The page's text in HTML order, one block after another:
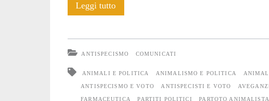
Leggi tuttoIl
ANTISPECISMO COMUNICATI
ANIMALI E POLITICA ANIMALISMO E POLITICA
ANTISPECISMO E VOTO ANTISPECISTI E VOTO
FARMACEUTICA PARTITI POLITICI PARTOTO ANIMALISTA